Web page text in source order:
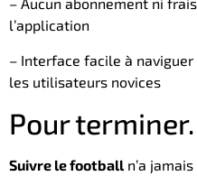
– Aucun abonnement ni
l’application
– Interface facile à
les utilisateurs novices
Pour
Suivre le football n’a